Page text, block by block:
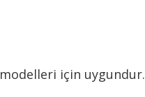
modelleri için uygundur.